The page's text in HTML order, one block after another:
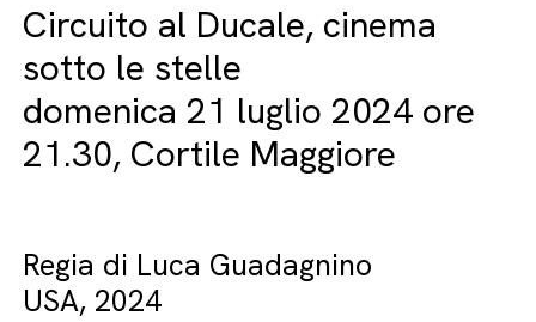
Circuito al Ducale, cinema
sotto le stelle
domenica 21 luglio 2024 ore
21.30, Cortile Maggiore
Regia di Luca Guadagnino
USA, 2024